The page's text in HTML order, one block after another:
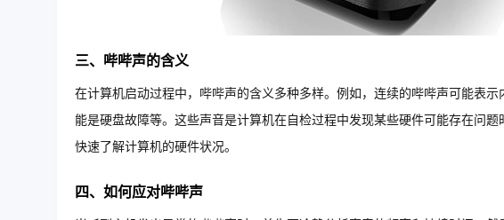
三、哔哔声的含义
在计算机启动过程中，哔哔声的含义多种多样。例如，连续的哔哔声可能表
能是硬盘故障等。这些声音是计算机在自检过程中发现某些硬件可能存在问
快速了解计算机的硬件状况。
四、如何应对哔哔声